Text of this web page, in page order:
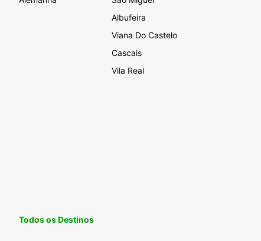
Albufeira
Viana Do Castelo
Cascais
Vila Real
Todos os Destinos